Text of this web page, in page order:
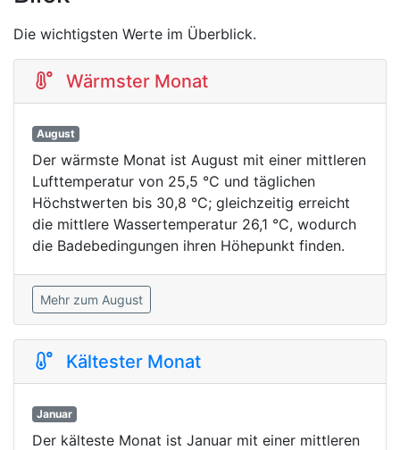
Die wichtigsten Werte im Überblick.
Wärmster Monat
August
Der wärmste Monat ist August mit einer mittleren
Lufttemperatur von 25,5 °C und täglichen
Höchstwerten bis 30,8 °C; gleichzeitig erreicht
die mittlere Wassertemperatur 26,1 °C, wodurch
die Badebedingungen ihren Höhepunkt finden.
Mehr zum August
Kältester Monat
Januar
Der kälteste Monat ist Januar mit einer mittleren